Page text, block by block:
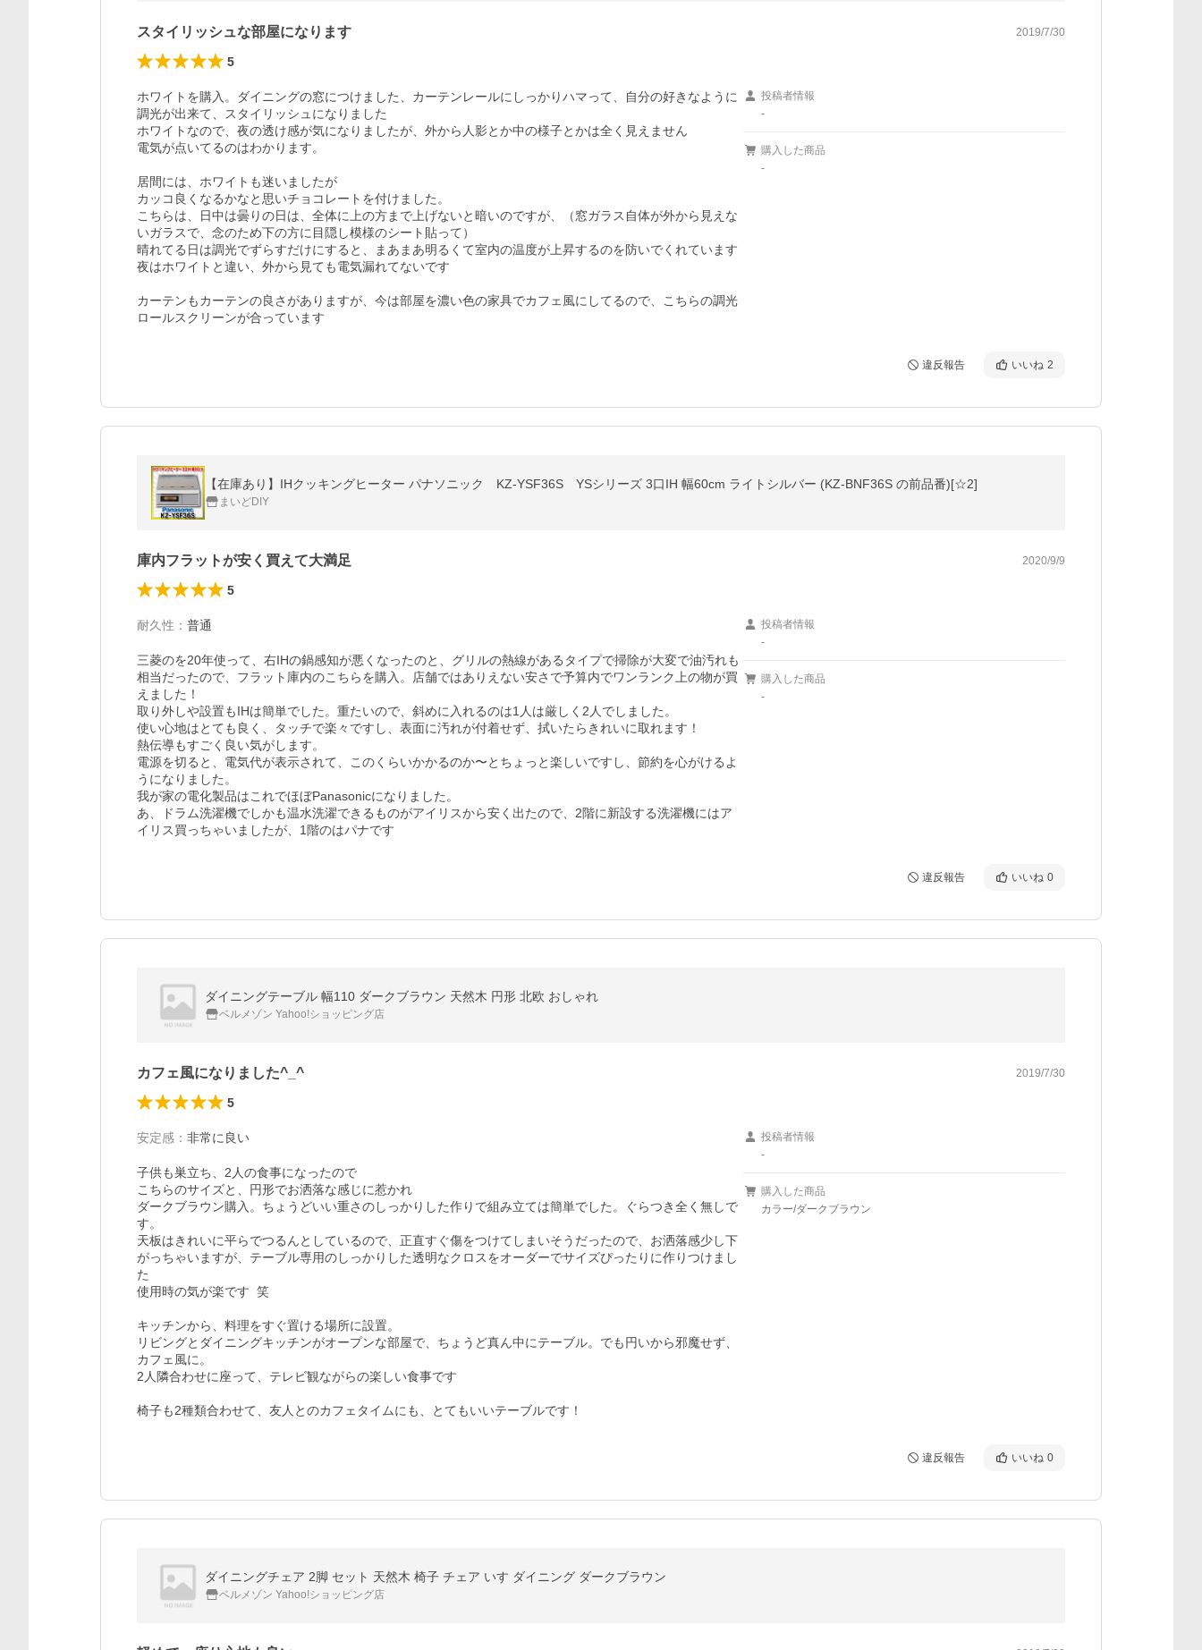
スタイリッシュな部屋になります 2019/7/30
5
ホワイトを購入。ダイニングの窓につけました、カーテンレールにしっかりハマって、自分の好きなように
調光が出来て、スタイリッシュになりました
ホワイトなので、夜の透け感が気になりましたが、外から人影とか中の様子とかは全く見えません
電気が点いてるのはわかります。
居間には、ホワイトも迷いましたが
カッコ良くなるかなと思いチョコレートを付けました。
こちらは、日中は曇りの日は、全体に上の方まで上げないと暗いのですが、（窓ガラス自体が外から見えな
いガラスで、念のため下の方に目隠し模様のシート貼って）
晴れてる日は調光でずらすだけにすると、まあまあ明るくて室内の温度が上昇するのを防いでくれています
夜はホワイトと違い、外から見ても電気漏れてないです
カーテンもカーテンの良さがありますが、今は部屋を濃い色の家具でカフェ風にしてるので、こちらの調光
ロールスクリーンが合っています
投稿者情報
-
購入した商品
-
違反報告 いいね 2
【在庫あり】IHクッキングヒーター パナソニック KZ-YSF36S YSシリーズ 3口IH 幅60cm ライトシルバー (KZ-BNF36S の前品番)[☆2]
まいどDIY
庫内フラットが安く買えて大満足 2020/9/9
5
耐久性 ： 普通
三菱のを20年使って、右IHの鍋感知が悪くなったのと、グリルの熱線があるタイプで掃除が大変で油汚れも
相当だったので、フラット庫内のこちらを購入。店舗ではありえない安さで予算内でワンランク上の物が買
えました！
取り外しや設置もIHは簡単でした。重たいので、斜めに入れるのは1人は厳しく2人でしました。
使い心地はとても良く、タッチで楽々ですし、表面に汚れが付着せず、拭いたらきれいに取れます！
熱伝導もすごく良い気がします。
電源を切ると、電気代が表示されて、このくらいかかるのか〜とちょっと楽しいですし、節約を心がけるよ
うになりました。
我が家の電化製品はこれでほぼPanasonicになりました。
あ、ドラム洗濯機でしかも温水洗濯できるものがアイリスから安く出たので、2階に新設する洗濯機にはア
イリス買っちゃいましたが、1階のはパナです
投稿者情報
-
購入した商品
-
違反報告 いいね 0
ダイニングテーブル 幅110 ダークブラウン 天然木 円形 北欧 おしゃれ
ベルメゾン Yahoo!ショッピング店
カフェ風になりました^_^ 2019/7/30
5
安定感 ： 非常に良い
子供も巣立ち、2人の食事になったので
こちらのサイズと、円形でお洒落な感じに惹かれ
ダークブラウン購入。ちょうどいい重さのしっかりした作りで組み立ては簡単でした。ぐらつき全く無しで
す。
天板はきれいに平らでつるんとしているので、正直すぐ傷をつけてしまいそうだったので、お洒落感少し下
がっちゃいますが、テーブル専用のしっかりした透明なクロスをオーダーでサイズぴったりに作りつけまし
た
使用時の気が楽です  笑
キッチンから、料理をすぐ置ける場所に設置。
リビングとダイニングキッチンがオープンな部屋で、ちょうど真ん中にテーブル。でも円いから邪魔せず、
カフェ風に。
2人隣合わせに座って、テレビ観ながらの楽しい食事です
椅子も2種類合わせて、友人とのカフェタイムにも、とてもいいテーブルです！
投稿者情報
-
購入した商品
カラー/ダークブラウン
違反報告 いいね 0
ダイニングチェア 2脚 セット 天然木 椅子 チェア いす ダイニング ダークブラウン
ベルメゾン Yahoo!ショッピング店